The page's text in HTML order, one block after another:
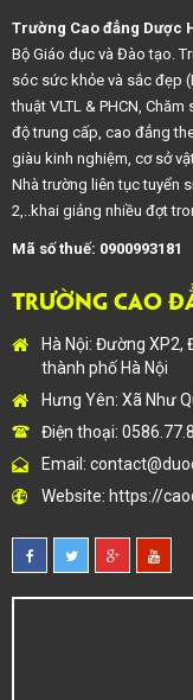
Trường Cao đẳng Dược
Bộ Giáo dục và Đào tạo.
sóc sức khỏe và sắc đẹp
thuật VLTL & PHCN,
độ trung cấp, cao đẳng
giàu kinh nghiệm, cơ sở
Nhà trường liên tục tuyển
2,..khai giảng nhiều đợt
Mã số thuế: 0900993181
TRƯỜNG CAO
Hà Nội: Đường
thành phố Hà Nội
Hưng Yên: Xã Như
Điện thoại:
Email:
Website: https://